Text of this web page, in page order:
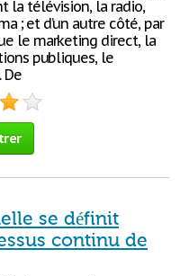
la télévision, la radio,
; et d’un autre côté, par
le marketing direct, la
publiques, le
De
se définit
continu de